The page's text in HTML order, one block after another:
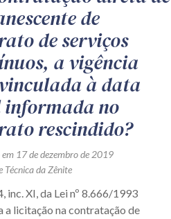
de
de serviços
a vigência
à data
no
rescindido?
em 17 de dezembro de 2019
Técnica da Zênite
inc. XI, da Lei nº 8.666/1993
a licitação na contratação de